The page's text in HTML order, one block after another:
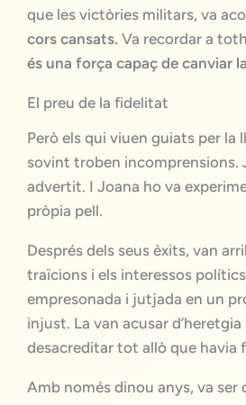
que les victòries militars, va
cors cansats. Va recordar a
és una força capaç de canviar
El preu de la fidelitat
Però els qui viuen guiats per la
sovint troben incomprensions.
advertit. I Joana ho va
pròpia pell.
Després dels seus èxits, van
traïcions i els interessos
empresonada i jutjada en un
injust. La van acusar
desacreditar tot allò que havia
Amb només dinou anys, va ser